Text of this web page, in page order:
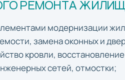
РЕМОНТА
модернизации
замена оконных и
кровли,
сетей, отмостки;